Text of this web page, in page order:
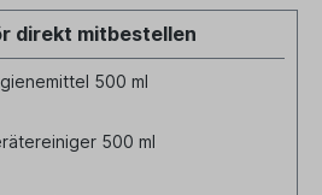
direkt mitbestellen
500 ml
500 ml